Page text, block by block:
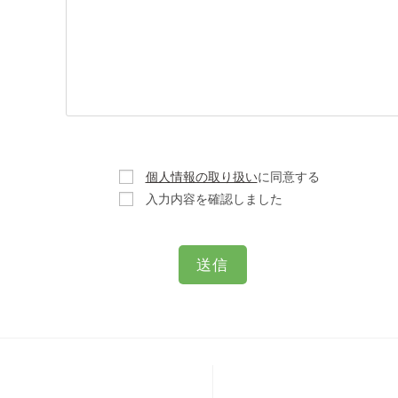
個人情報の取り扱いに同意する
入力内容を確認しました